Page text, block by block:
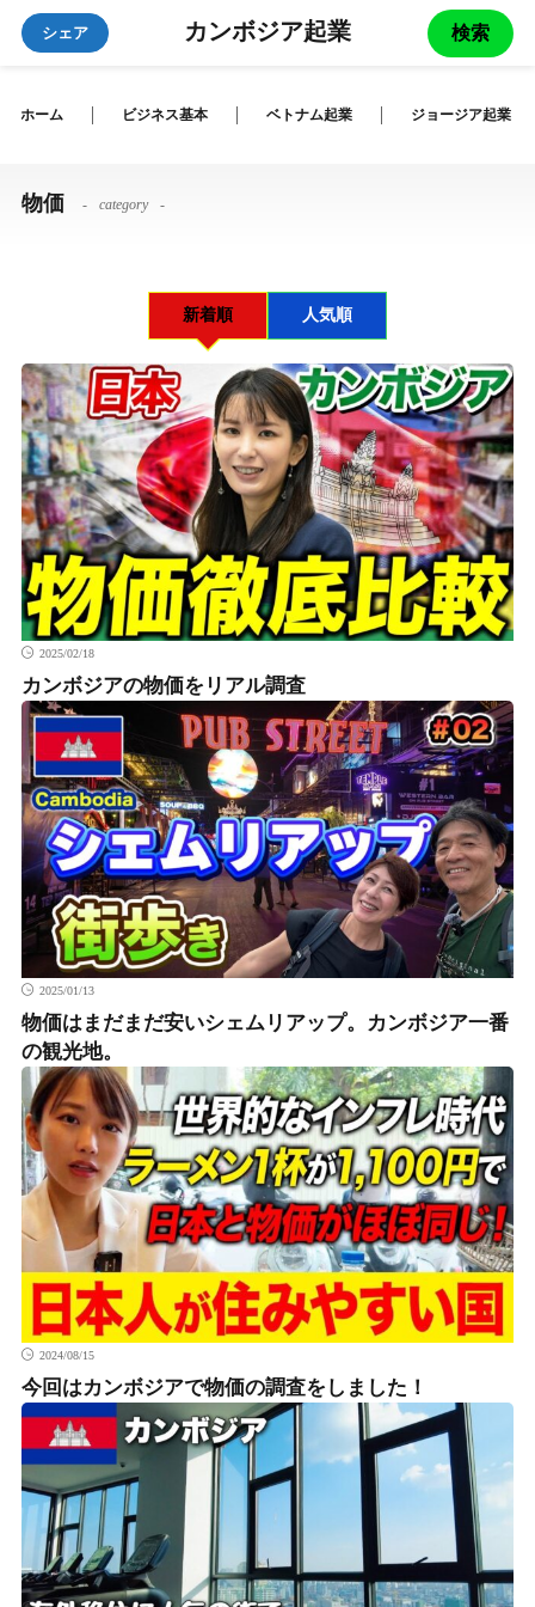
カンボジア起業
シェア 検索
ホーム ビジネス基本 ベトナム起業 ジョージア起業
物価 category
新着順 人気順
2025/02/18
カンボジアの物価をリアル調査
2025/01/13
物価はまだまだ安いシェムリアップ。カンボジア一番
の観光地。
2024/08/15
今回はカンボジアで物価の調査をしました！